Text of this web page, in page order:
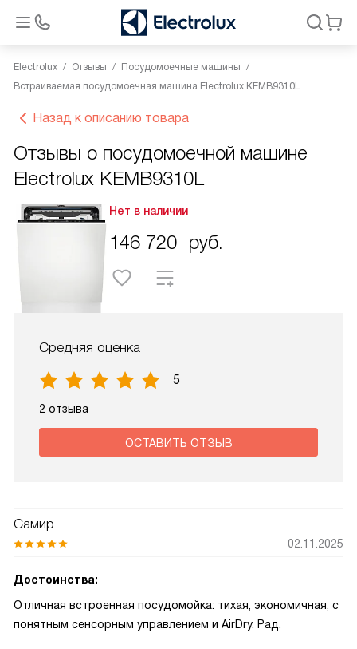
Electrolux Отзывы
Посудомоечные машины
Встраиваемая посудомоечная машина Electrolux KEMB9310L
Назад к описанию товара
Отзывы о посудомоечной машине
Electrolux KEMB9310L
Нет в наличии
146 720 руб.
Средняя оценка
5
2 отзыва
ОСТАВИТЬ ОТЗЫВ
Самир
02.11.2025
Достоинства:
Отличная встроенная посудомойка: тихая, экономичная, с
понятным сенсорным управлением и AirDry. Рад.